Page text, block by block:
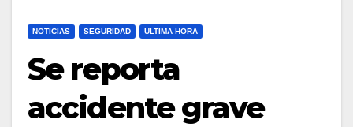
NOTICIAS SEGURIDAD ULTIMA HORA
Se reporta
accidente grave